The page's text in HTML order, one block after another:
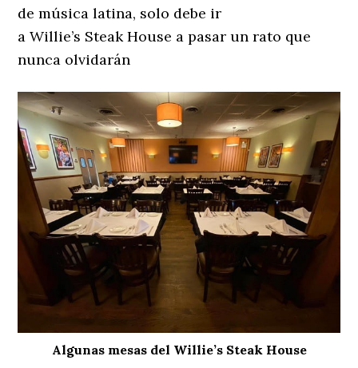
de música latina, solo debe ir
a Willie’s Steak House a pasar un rato que
nunca olvidarán
Algunas mesas del Willie’s Steak House